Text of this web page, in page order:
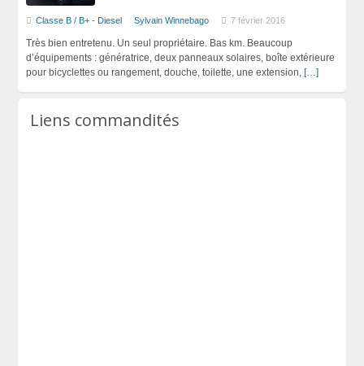
Classe B / B+ - Diesel Sylvain Winnebago 7 février 2016
Très bien entretenu. Un seul propriétaire. Bas km. Beaucoup
d’équipements : génératrice, deux panneaux solaires, boîte extérieure
pour bicyclettes ou rangement, douche, toilette, une extension, […]
Liens commandités